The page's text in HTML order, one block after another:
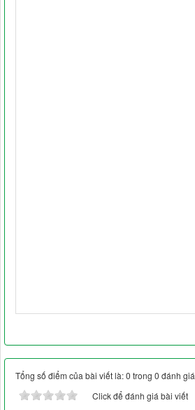
Tổng số điểm của bài viết là: 0 trong 0 đánh giá
Click để đánh giá bài viết